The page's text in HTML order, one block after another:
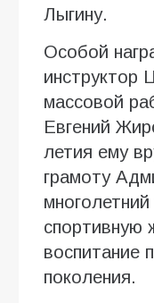
Лыгину.
Особой
инструктор
массовой
Евгений
летия ему
грамоту
спортивную
воспитание
поколения.